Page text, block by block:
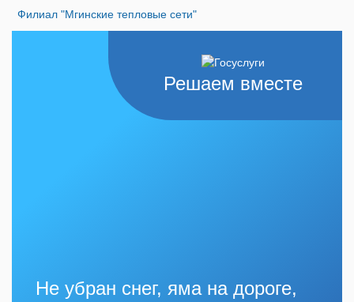
Филиал "Мгинские тепловые сети"
Решаем вместе
Не убран снег, яма на дороге,